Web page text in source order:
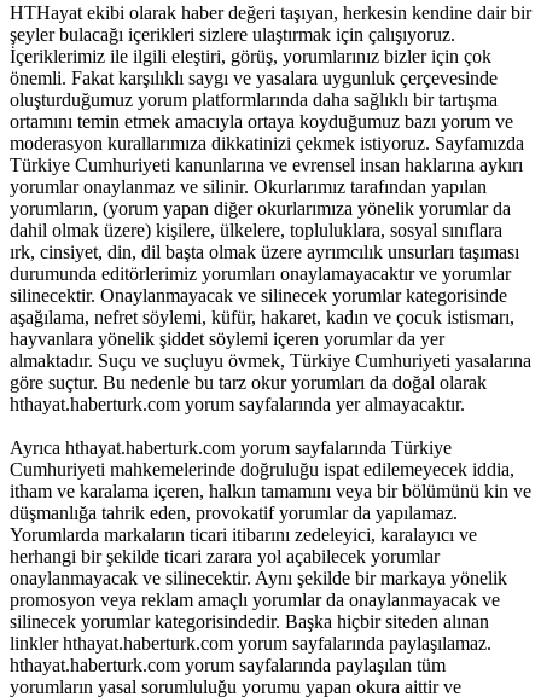
HTHayat ekibi olarak haber değeri taşıyan, herkesin kendine dair bir
şeyler bulacağı içerikleri sizlere ulaştırmak için çalışıyoruz.
İçeriklerimiz ile ilgili eleştiri, görüş, yorumlarınız bizler için çok
önemli. Fakat karşılıklı saygı ve yasalara uygunluk çerçevesinde
oluşturduğumuz yorum platformlarında daha sağlıklı bir tartışma
ortamını temin etmek amacıyla ortaya koyduğumuz bazı yorum ve
moderasyon kurallarımıza dikkatinizi çekmek istiyoruz. Sayfamızda
Türkiye Cumhuriyeti kanunlarına ve evrensel insan haklarına aykırı
yorumlar onaylanmaz ve silinir. Okurlarımız tarafından yapılan
yorumların, (yorum yapan diğer okurlarımıza yönelik yorumlar da
dahil olmak üzere) kişilere, ülkelere, topluluklara, sosyal sınıflara
ırk, cinsiyet, din, dil başta olmak üzere ayrımcılık unsurları taşıması
durumunda editörlerimiz yorumları onaylamayacaktır ve yorumlar
silinecektir. Onaylanmayacak ve silinecek yorumlar kategorisinde
aşağılama, nefret söylemi, küfür, hakaret, kadın ve çocuk istismarı,
hayvanlara yönelik şiddet söylemi içeren yorumlar da yer
almaktadır. Suçu ve suçluyu övmek, Türkiye Cumhuriyeti yasalarına
göre suçtur. Bu nedenle bu tarz okur yorumları da doğal olarak
hthayat.haberturk.com yorum sayfalarında yer almayacaktır.
Ayrıca hthayat.haberturk.com yorum sayfalarında Türkiye
Cumhuriyeti mahkemelerinde doğruluğu ispat edilemeyecek iddia,
itham ve karalama içeren, halkın tamamını veya bir bölümünü kin ve
düşmanlığa tahrik eden, provokatif yorumlar da yapılamaz.
Yorumlarda markaların ticari itibarını zedeleyici, karalayıcı ve
herhangi bir şekilde ticari zarara yol açabilecek yorumlar
onaylanmayacak ve silinecektir. Aynı şekilde bir markaya yönelik
promosyon veya reklam amaçlı yorumlar da onaylanmayacak ve
silinecek yorumlar kategorisindedir. Başka hiçbir siteden alınan
linkler hthayat.haberturk.com yorum sayfalarında paylaşılamaz.
hthayat.haberturk.com yorum sayfalarında paylaşılan tüm
yorumların yasal sorumluluğu yorumu yapan okura aittir ve